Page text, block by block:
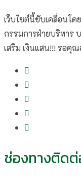
เว็บไซต์นี้ขับเคลื่อนโ
กรรมการฝ่ายบริหาร
เสริม เงินแสน!!! รอคุณ
ช่องทางติดต่